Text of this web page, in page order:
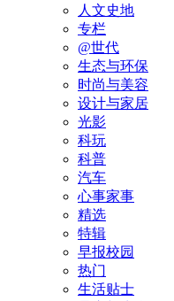
人文史地
专栏
@世代
生态与环保
时尚与美容
设计与家居
光影
科玩
科普
汽车
心事家事
精选
特辑
早报校园
热门
生活贴士